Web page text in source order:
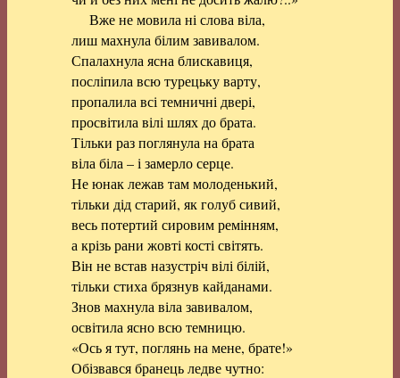
Вже не мовила ні слова віла,
лиш махнула білим завивалом.
Спалахнула ясна блискавиця,
посліпила всю турецьку варту,
пропалила всі темничні двері,
просвітила вілі шлях до брата.
Тільки раз поглянула на брата
віла біла – і замерло серце.
Не юнак лежав там молоденький,
тільки дід старий, як голуб сивий,
весь потертий сировим ремінням,
а крізь рани жовті кості світять.
Він не встав назустріч вілі білій,
тільки стиха брязнув кайданами.
Знов махнула віла завивалом,
освітила ясно всю темницю.
«Ось я тут, поглянь на мене, брате!»
Обізвався бранець ледве чутно: